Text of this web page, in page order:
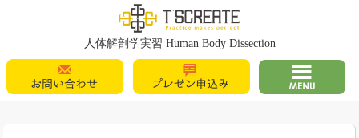
T's Create
人体解剖学実習 Human Body Dissection
お問い合わせ
プレゼン申込
MENU